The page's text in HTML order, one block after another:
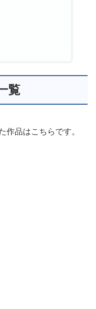
覧
作品はこちらです。